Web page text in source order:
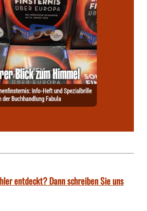
entdeckt? Dann schreiben Sie uns